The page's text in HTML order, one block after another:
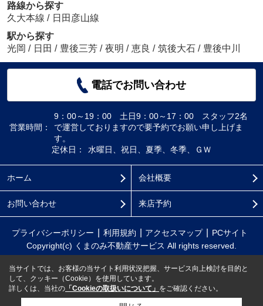
路線から探す
久大本線 / 日田彦山線
駅から探す
光岡 / 日田 / 豊後三芳 / 夜明 / 恵良 / 筑後大石 / 豊後中川
電話でお問い合わせ
営業時間：
9：00～19：00 土日9：00～17：00 スタッフ2名
で運営しておりますので要予約でお願い申し上げま
す。
定休日：
水曜日、祝日、夏季、冬季、ＧＷ
ホーム 会社概要
お問い合わせ 来店予約
プライバシーポリシー 利用規約 アクセスマップ
PCサイト
Copyright(c) くまのみ不動産サービス All rights reserved.
当サイトでは、お客様の当サイト利用状況把握、サービス向上検討を目的と
して、クッキー（Cookie）を使用しています。
詳しくは、当社の 「Cookieの取扱いについて」 をご確認ください。